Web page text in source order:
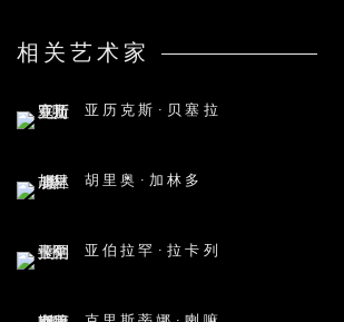
相关艺术家
亚历克斯·贝塞拉
胡里奥·加林多
亚伯拉罕·拉卡列